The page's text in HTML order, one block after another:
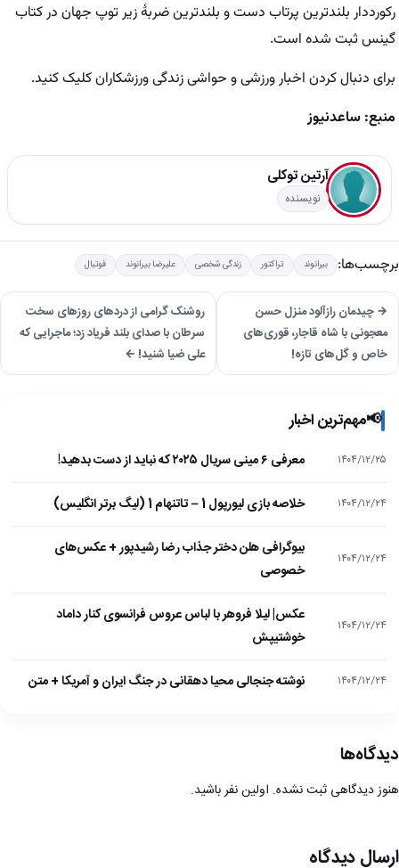
رکورددار بلندترین پرتاب دست و بلندترین ضربهٔ زیر توپ جهان در کتاب
گینس ثبت شده است.
برای دنبال کردن اخبار ورزشی و حواشی زندگی ورزشکاران کلیک کنید.
منبع: ساعدنیوز
آرتین توکلی
نویسنده
برچسب‌ها: بیرانوند تراکتور زندگی شخصی علیرضا بیرانوند فوتبال
→ چیدمان رازآلود منزل حسن
معجونی با شاه قاجار، قوری‌های
خاص و گل‌های تازه!
روشنک گرامی از دردهای روزهای سخت
سرطان با صدای بلند فریاد زد؛ ماجرایی که
علی ضیا شنید! ←
📢مهم‌ترین اخبار
۱۴۰۴/۱۲/۲۵ معرفی ۶ مینی سریال ۲۰۲۵ که نباید از دست بدهید!
۱۴۰۴/۱۲/۲۴ خلاصه بازی لیورپول 1 – تاتنهام 1 (لیگ برتر انگلیس)
۱۴۰۴/۱۲/۲۴
بیوگرافی هلن دختر جذاب رضا رشیدپور + عکس‌های
خصوصی
۱۴۰۴/۱۲/۲۴
عکس| لیلا فروهر با لباس عروس فرانسوی کنار داماد
خوشتیپش
۱۴۰۴/۱۲/۲۴ نوشته جنجالی محیا دهقانی در جنگ ایران و آمریکا + متن
دیدگاه‌ها
هنوز دیدگاهی ثبت نشده. اولین نفر باشید.
ارسال دیدگاه